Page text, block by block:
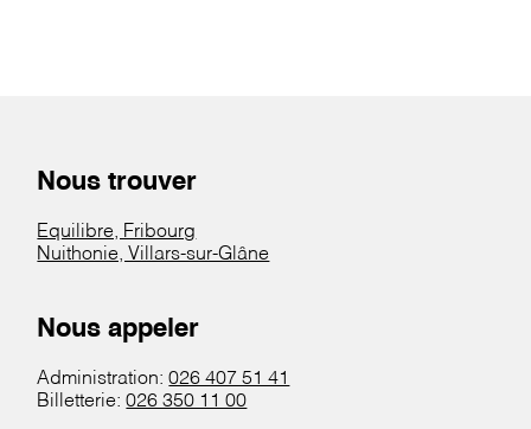
Nous trouver
Equilibre, Fribourg
Nuithonie, Villars-sur-Glâne
Nous appeler
Administration:026 407 51 41
Billetterie:026 350 11 00